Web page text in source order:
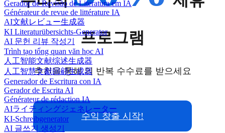
Gerador de Revisão de Literatura em IA
Générateur de revue de littérature IA
AI文献レビュー生成器
KI Literaturübersichts-Generator
AI 문헌 리뷰 작성기
Trình tạo tổng quan văn học AI
人工智能文献综述生成器
人工智慧文獻回顧生成器
Generador de Escritura con IA
Gerador de Escrita AI
Générateur de rédaction IA
AIライティングジェネレーター
KI-Schreibgenerator
AI 글쓰기 생성기
프로그램
추천을 통해 의 반복 수수료를 받으세요
수익 창출 시작!